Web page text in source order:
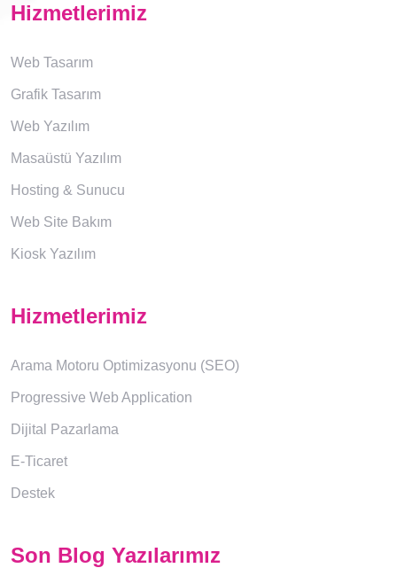
Hizmetlerimiz
Web Tasarım
Grafik Tasarım
Web Yazılım
Masaüstü Yazılım
Hosting & Sunucu
Web Site Bakım
Kiosk Yazılım
Hizmetlerimiz
Arama Motoru Optimizasyonu (SEO)
Progressive Web Application
Dijital Pazarlama
E-Ticaret
Destek
Son Blog Yazılarımız